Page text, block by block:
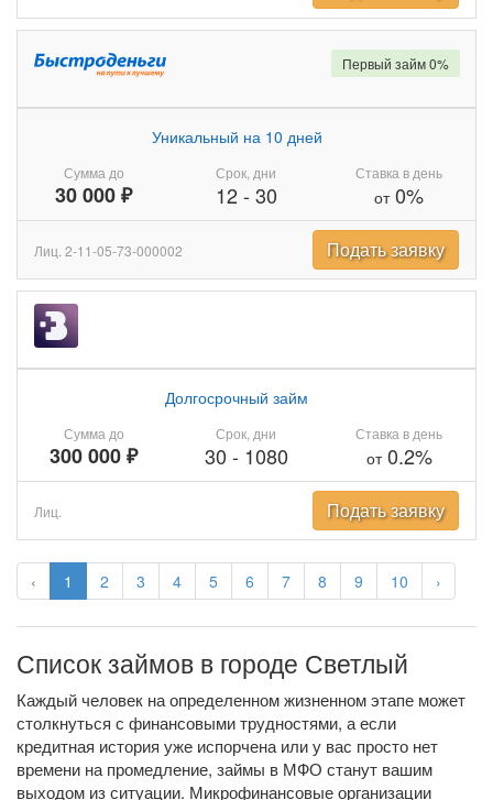
‹ 1 2 3 4 5 6 7 8 9 10 ›
Сумма до
30 000 ₽
Уникальный на 10 дней
Срок, дни
12- 30
Ставка в день
от0%
Первый займ 0%
Лиц. 2-11-05-73-000002 Подать заявку
Сумма до
300 000 ₽
Долгосрочный займ
Срок, дни
30 - 1080
Ставка в день
от0.2%
Лиц. Подать заявку
Список займов в городе Светлый
Каждый человек на определенном жизненном этапе может
столкнуться с финансовыми трудностями, а если
кредитная история уже испорчена или у вас просто нет
времени на промедление, займы в МФО станут вашим
выходом из ситуации. Микрофинансовые организации